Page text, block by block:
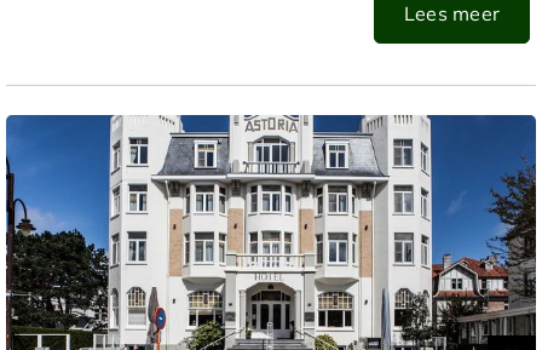
In de zomermaanden is het heerlijk vertoeven op het
Sfeervol ingericht en voorzien van airco, flatscreen
satelliet-TV, kluisje, minibar, gratis WiFi en badkamer
met bad of douche.
Ligging
Op een prachtige lokatie aan het Meer van Genval, een
half uur ten zuiden van Brussel.
Lees meer